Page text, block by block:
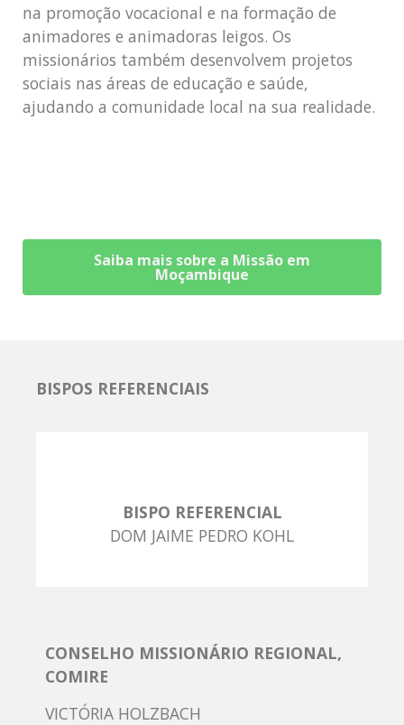
na promoção vocacional e na formação de
animadores e animadoras leigos. Os
missionários também desenvolvem projetos
sociais nas áreas de educação e saúde,
ajudando a comunidade local na sua realidade.
Saiba mais sobre a Missão em
Moçambique
BISPOS REFERENCIAIS
BISPO REFERENCIAL
DOM JAIME PEDRO KOHL
CONSELHO MISSIONÁRIO REGIONAL,
COMIRE
VICTÓRIA HOLZBACH